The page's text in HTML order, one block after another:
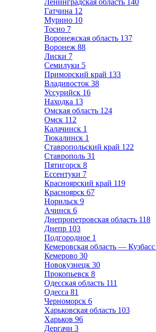
Ленинградская область 140
Гатчина 12
Мурино 10
Тосно 7
Воронежская область 137
Воронеж 88
Лиски 7
Семилуки 5
Приморский край 133
Владивосток 38
Уссурийск 16
Находка 13
Омская область 124
Омск 112
Калачинск 1
Тюкалинск 1
Ставропольский край 122
Ставрополь 31
Пятигорск 8
Ессентуки 7
Красноярский край 119
Красноярск 67
Норильск 9
Ачинск 6
Днепропетровская область 118
Днепр 103
Подгородное 1
Кемеровская область — Кузбасс
Кемерово 30
Новокузнецк 30
Прокопьевск 8
Одесская область 111
Одесса 81
Черноморск 6
Харьковская область 103
Харьков 96
Дергачи 3